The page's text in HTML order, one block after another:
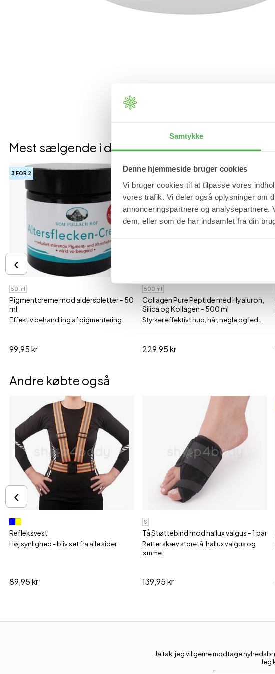
Samtykke
Denne hjemmeside bruger cookies
Vi bruger cookies til at tilpasse vores
vores trafik. Vi deler også oplysninger om
annonceringspartnere og
dem, eller som de har indsamlet fra din
Mest sælgende i denne kategori
3 FOR 2
50 ml
Pigmentcreme mod alderspletter - 50
ml
Effektiv behandling af pigmentering
99,95 kr
500 ml
Collagen Pure Peptide med Hyaluron,
Silica og Kollagen - 500 ml
Styrker effektivt hud, hår, negle og led...
229,95 kr
‹
Andre købte også
Refleksvest
Høj synlighed - bliv set fra alle sider
89,95 kr
S
Tå Støttebind mod hallux valgus - 1 par
Retter skæv storetå, hallux valgus og
ømme..
139,95 kr
‹
Ja tak, jeg vil gerne modtage
Jeg